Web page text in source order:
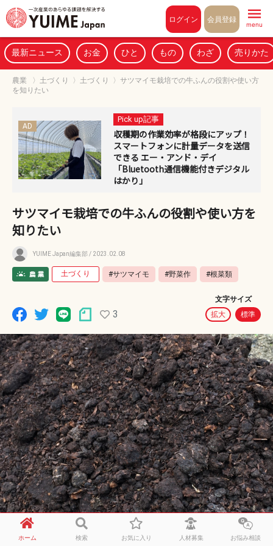
ログイン 会員登録
menu
最新ニュース お金 ひと もの わざ 売りかた
農業 〉 土づくり 〉 土づくり 〉 サツマイモ栽培での牛ふんの役割や使い方
を知りたい
AD
Pick up記事
収穫期の作業効率が格段にアップ！
スマートフォンに計量データを送信
できる エー・アンド・デイ
「Bluetooth通信機能付きデジタル
はかり」
サツマイモ栽培での牛ふんの役割や使い方を
知りたい
YUIME Japan編集部 / 2023.02.08
土づくり #サツマイモ #野菜作 #根菜類
3
文字サイズ
拡大
標準
ホーム 検索 お気に入り 人材募集 お悩み相談